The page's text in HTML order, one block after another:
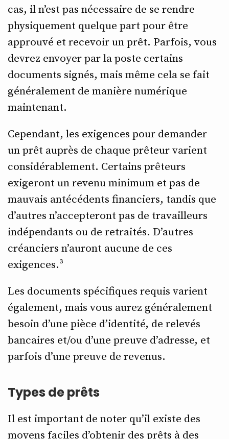
cas, il n’est pas nécessaire de se rendre
physiquement quelque part pour être
approuvé et recevoir un prêt. Parfois, vous
devrez envoyer par la poste certains
documents signés, mais même cela se fait
généralement de manière numérique
maintenant.
Cependant, les exigences pour demander
un prêt auprès de chaque prêteur varient
considérablement. Certains prêteurs
exigeront un revenu minimum et pas de
mauvais antécédents financiers, tandis que
d’autres n’accepteront pas de travailleurs
indépendants ou de retraités. D’autres
créanciers n’auront aucune de ces
exigences.³
Les documents spécifiques requis varient
également, mais vous aurez généralement
besoin d’une pièce d’identité, de relevés
bancaires et/ou d’une preuve d’adresse, et
parfois d’une preuve de revenus.
Types de prêts
Il est important de noter qu’il existe des
moyens faciles d’obtenir des prêts à des